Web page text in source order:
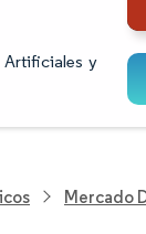
Artificiales y
Mercado